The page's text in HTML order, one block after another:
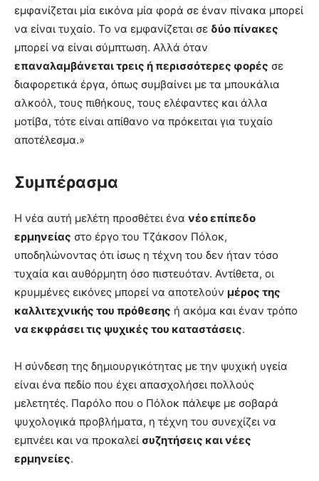
εμφανίζεται μία εικόνα μία φορά σε έναν πίνακα μπορεί
να είναι τυχαίο. Το να εμφανίζεται σε δύο πίνακες
μπορεί να είναι σύμπτωση. Αλλά όταν
επαναλαμβάνεται τρεις ή περισσότερες φορές σε
διαφορετικά έργα, όπως συμβαίνει με τα μπουκάλια
αλκοόλ, τους πιθήκους, τους ελέφαντες και άλλα
μοτίβα, τότε είναι απίθανο να πρόκειται για τυχαίο
αποτέλεσμα.»
Συμπέρασμα
Η νέα αυτή μελέτη προσθέτει ένα νέο επίπεδο
ερμηνείας στο έργο του Τζάκσον Πόλοκ,
υποδηλώνοντας ότι ίσως η τέχνη του δεν ήταν τόσο
τυχαία και αυθόρμητη όσο πιστευόταν. Αντίθετα, οι
κρυμμένες εικόνες μπορεί να αποτελούν μέρος της
καλλιτεχνικής του πρόθεσης ή ακόμα και έναν τρόπο
να εκφράσει τις ψυχικές του καταστάσεις.
Η σύνδεση της δημιουργικότητας με την ψυχική υγεία
είναι ένα πεδίο που έχει απασχολήσει πολλούς
μελετητές. Παρόλο που ο Πόλοκ πάλεψε με σοβαρά
ψυχολογικά προβλήματα, η τέχνη του συνεχίζει να
εμπνέει και να προκαλεί συζητήσεις και νέες
ερμηνείες.